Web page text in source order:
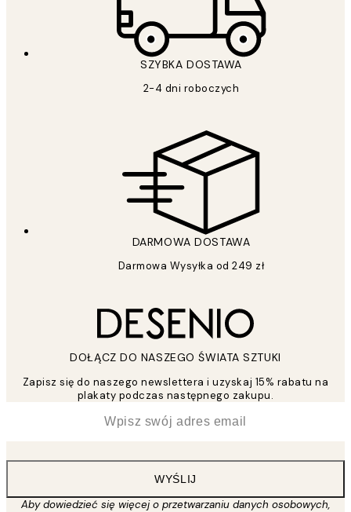
SZYBKA DOSTAWA
2-4 dni roboczych
DARMOWA DOSTAWA
Darmowa Wysyłka od 249 zł
DOŁĄCZ DO NASZEGO ŚWIATA SZTUKI
Zapisz się do naszego newslettera i uzyskaj 15% rabatu na
plakaty podczas następnego zakupu.
WYŚLIJ
Aby dowiedzieć się więcej o przetwarzaniu danych osobowych,